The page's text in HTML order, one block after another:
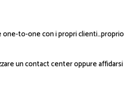
one-to-one con i propri clienti…proprio
un contact center oppure affidarsi